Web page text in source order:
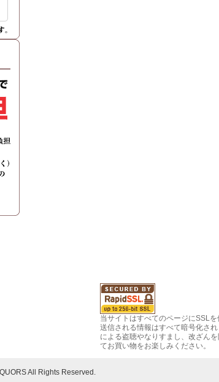
当サイトはすべてのページにSSLを
送信される情報はすべて暗号化さ
による盗聴やなりすまし、改ざん
てお買い物をお楽しみください。
All Rights Reserved.